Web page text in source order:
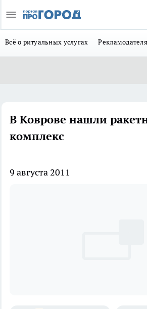
Всё о ритуальных услугах
В Коврове нашли
комплекс
9 августа 2011